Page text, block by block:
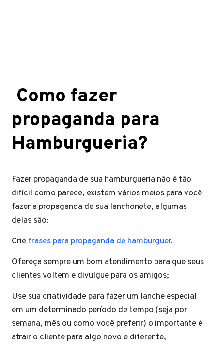
Como fazer
propaganda para
Hamburgueria?
Fazer propaganda de sua hamburgueria não é tão
difícil como parece, existem vários meios para você
fazer a propaganda de sua lanchonete, algumas
delas são:
Criefrases para propaganda de hamburguer.
Ofereça sempre um bom atendimento para que seus
clientes voltem e divulgue para os amigos;
Use sua criatividade para fazer um lanche especial
em um determinado período de tempo (seja por
semana, mês ou como você preferir) o importante é
atrair o cliente para algo novo e diferente;